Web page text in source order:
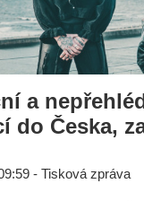
a
do Česka,
- Tisková zpráva